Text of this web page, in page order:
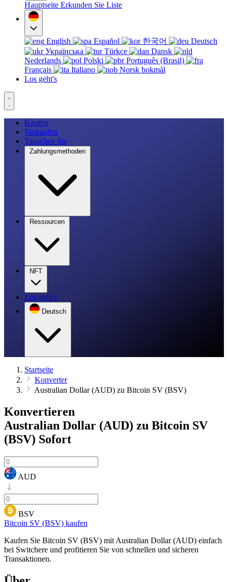
Hauptseite Erkunden Sie Liste
English Español 한국어
Deutsch
Українська
Türkçe
Dansk
Nederlands
Polski
Português (Brasil)
Français
Italiano
Norsk bokmål
Los geht's
Kaufen
Verkaufen
Tauschen Sie
Zahlungsmethoden
Ressourcen
NFT
Los geht's
Deutsch
Startseite
Konverter
Australian Dollar (AUD) zu Bitcoin SV (BSV)
Konvertieren
Australian Dollar (AUD) zu Bitcoin SV
(BSV) Sofort
AUD
BSV
Bitcoin SV (BSV) kaufen
Kaufen Sie Bitcoin SV (BSV) mit Australian Dollar (AUD) einfach
bei Switchere und profitieren Sie von schnellen und sicheren
Transaktionen.